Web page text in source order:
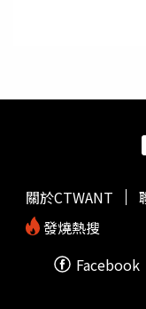
關於CTWANT
發燒熱搜
Facebook